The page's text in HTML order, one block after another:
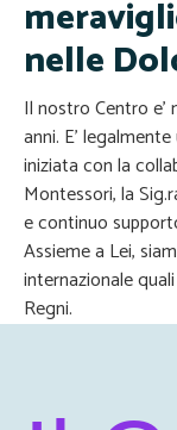
nelle
Il nostro Centro e’
anni. E’
iniziata con la
Montessori, la
e continuo
Assieme a Lei,
internazionale
Regni.